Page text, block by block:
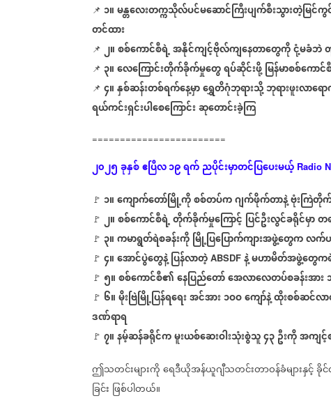
📌 ၁။မန္တလေးတက္ကသိုလ်ပင်မဆောင်ကြီးပျက်စီးသွားတဲ့မြင်
တင်ထား
📌 ၂။စစ်ကောင်စီရဲ့အနိုင်ကျင့်ဗိုလ်ကျနေတာတွေကိုငုံ့မခံဘဲ
📌 ၃။လေကြောင်းတိုက်ခိုက်မှုတွေရပ်ဆိုင်းဖို့မြန်မာစစ်ကော
📌 ၄။နှစ်ဆန်းတစ်ရက်နေ့မှာရွှေတိဂုံဘုရားသို့ဘုရားဖူးလာရ
ရယ်ကင်းရှင်းပါစေကြောင်းဆုတောင်းခဲ့ကြ
========================
၂၀၂၅ခုနှစ်ဧပြီလ ၁၉ ရက်ညပိုင်းမှာတင်ပြပေးမယ့် Radio
🚩 ၁။ကျောက်တော်မြို့ကိုစစ်တပ်ကဂျက်ဖိုက်တာနဲ့ဗုံးကြဲတို
🚩 ၂။စစ်ကောင်စီရဲ့တိုက်ခိုက်မှုကြောင့် ပြင်ဦးလွင်ခရိုင်မှာတ
🚩 ၃။ကမာရွတ်ရဲစခန်းကိုမြို့ပြပြောက်ကျားအဖွဲ့တွေကလက်
🚩 ၄။အောင်ပွဲတွေနဲ့ပြန်လာတဲ့ ABSDF နဲ့မဟာမိတ်အဖွဲ့တွေက
🚩 ၅။စစ်ကောင်စီ၏နေပြည်တော်အေလာလေတပ်စခန်းအား
🚩 ၆။မိုးဗြဲမြို့ပြန်ရရေးအင်အား၁ဝဝကျော်နဲ့ထိုးစစ်ဆင်လ
ဒဏ်ရာရ
🚩 ၇။နမ့်ဆန်ခရိုင်ကမူးယစ်ဆေးဝါးသုံးစွဲသူ၄၃ဦးကိုအကျင့်စ
ဤသတင်းများကိုရေဒီယိုအန်ယူဂျီသတင်းတာဝန်ခံများနှင့်ခို
ခြင်း ဖြစ်ပါတယ်။